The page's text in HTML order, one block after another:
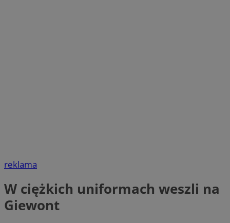
reklama
W ciężkich uniformach weszli na
Giewont